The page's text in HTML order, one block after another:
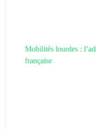
Mobilités lourdes :
française